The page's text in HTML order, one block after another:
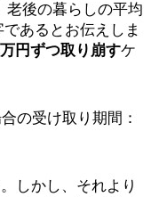
老後の暮らしの平均
あるとお伝えしま
円ずつ取り崩すケ
の受け取り期間：
しかし、それより